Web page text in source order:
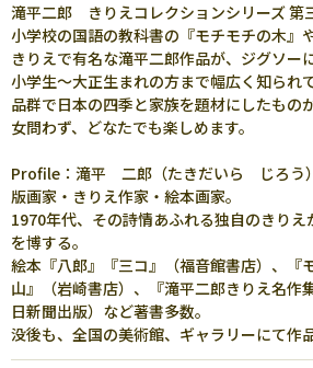
滝平二郎 きりえコレクションシリーズ 第
小学校の国語の教科書の『モチモチの木』
きりえで有名な滝平二郎作品が、ジグソー
小学生～大正生まれの方まで幅広く知られ
品群で日本の四季と家族を題材にしたもの
女問わず、どなたでも楽しめます。
Profile：滝平 二郎（たきだいら じろう
版画家・きりえ作家・絵本画家。
1970年代、その詩情あふれる独自のきり
を博する。
絵本『八郎』『三コ』（福音館書店）、『
山』（岩崎書店）、『滝平二郎きりえ名作
日新聞出版）など著書多数。
没後も、全国の美術館、ギャラリーにて作